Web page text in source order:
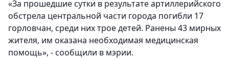
«За прошедшие сутки в результате артиллерийского
обстрела центральной части города погибли 17
горловчан, среди них трое детей. Ранены 43 мирных
жителя, им оказана необходимая медицинская
помощь», - сообщили в мэрии.